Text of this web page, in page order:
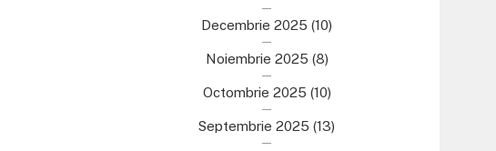
Decembrie 2025 (10)
Noiembrie 2025 (8)
Octombrie 2025 (10)
Septembrie 2025 (13)